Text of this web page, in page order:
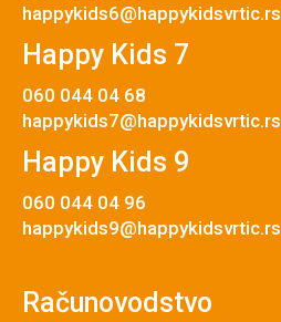
happykids6@happykidsvrtic.rs
Happy Kids 7
060 044 04 68
happykids7@happykidsvrtic.rs
Happy Kids 9
060 044 04 96
happykids9@happykidsvrtic.rs
Računovodstvo